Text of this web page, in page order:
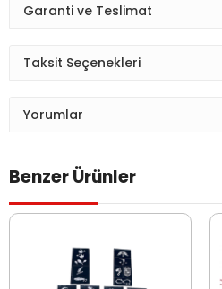
Garanti ve Teslimat
Taksit Seçenekleri
Yorumlar
Benzer Ürünler